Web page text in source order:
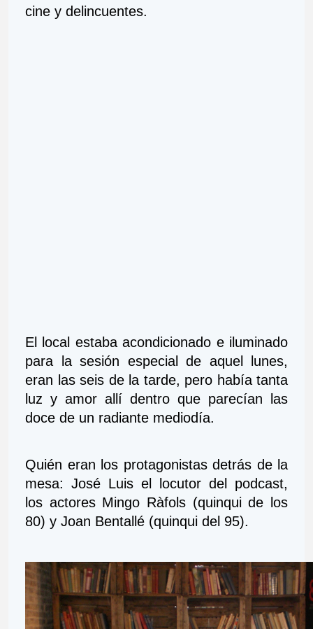
cine y delincuentes.
El local estaba acondicionado e iluminado
para la sesión especial de aquel lunes,
eran las seis de la tarde, pero había tanta
luz y amor allí dentro que parecían las
doce de un radiante mediodía.
Quién eran los protagonistas detrás de la
mesa: José Luis el locutor del podcast,
los actores Mingo Ràfols (quinqui de los
80) y Joan Bentallé (quinqui del 95).